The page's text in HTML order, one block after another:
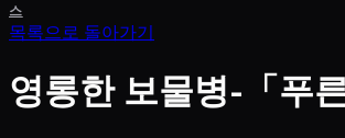
스
목록으로 돌아가기
영롱한 보물병-「푸